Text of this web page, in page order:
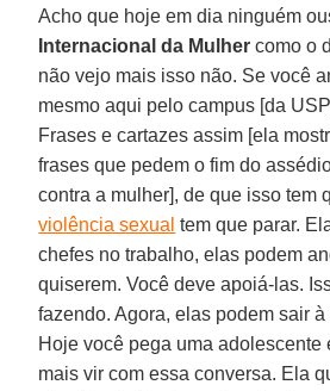
Acho que hoje em dia ninguém
Internacional da Mulher como o
não vejo mais isso não. Se você
mesmo aqui pelo campus [da
Frases e cartazes assim [ela
frases que pedem o fim do
contra a mulher], de que isso tem
violência sexual tem que parar.
chefes no trabalho, elas podem
quiserem. Você deve apoiá-las.
fazendo. Agora, elas podem sair
Hoje você pega uma adolescente
mais vir com essa conversa. Ela